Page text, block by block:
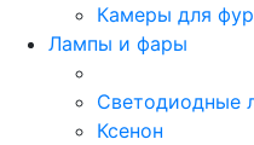
Камеры для
Лампы и фары
Светодиодные
Ксенон